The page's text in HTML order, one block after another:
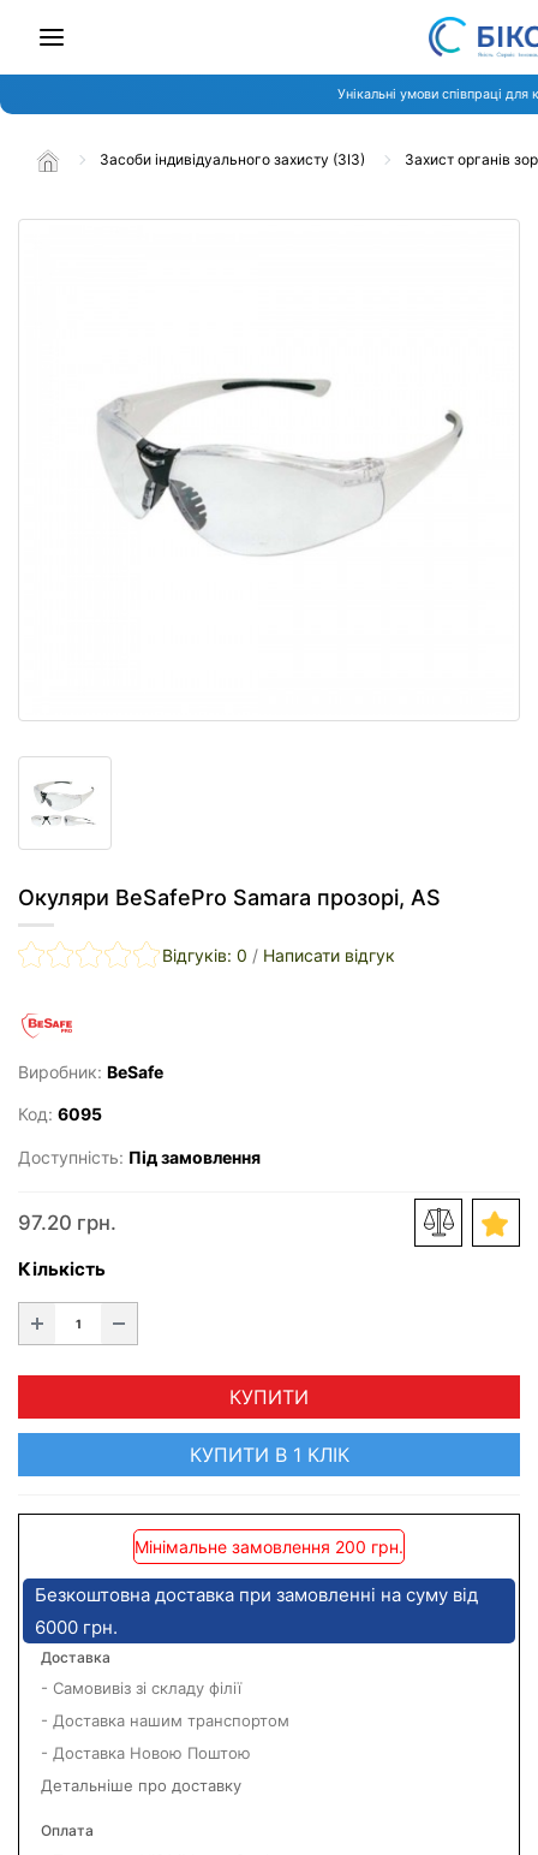
Унікальні умови співпраці для
Засоби індивідуального захисту (ЗІЗ) Захист органів
Окуляри BeSafePro Samara прозорі, AS
Відгуків: 0 / Написати відгук
Виробник: BeSafe
Код: 6095
Доступність: Під замовлення
97.20 грн.
Кількість
КУПИТИ
КУПИТИ В 1 КЛІК
Мінімальне замовлення 200 грн.
Безкоштовна доставка при замовленні на суму від
6000 грн.
Доставка
- Самовивіз зі складу філії
- Доставка нашим транспортом
- Доставка Новою Поштою
Детальніше про доставку
Оплата